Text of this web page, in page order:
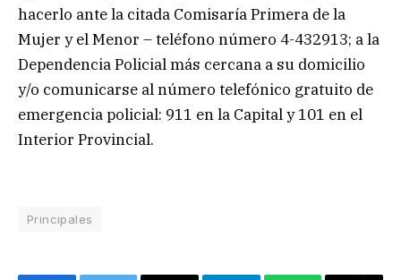
hacerlo ante la citada Comisaría Primera de la
Mujer y el Menor – teléfono número 4-432913; a la
Dependencia Policial más cercana a su domicilio
y/o comunicarse al número telefónico gratuito de
emergencia policial: 911 en la Capital y 101 en el
Interior Provincial.
Principales